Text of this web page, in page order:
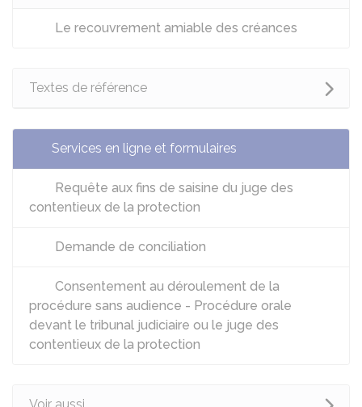
Le recouvrement amiable des créances
Textes de référence
Services en ligne et formulaires
Requête aux fins de saisine du juge des
contentieux de la protection
Demande de conciliation
Consentement au déroulement de la
procédure sans audience - Procédure orale
devant le tribunal judiciaire ou le juge des
contentieux de la protection